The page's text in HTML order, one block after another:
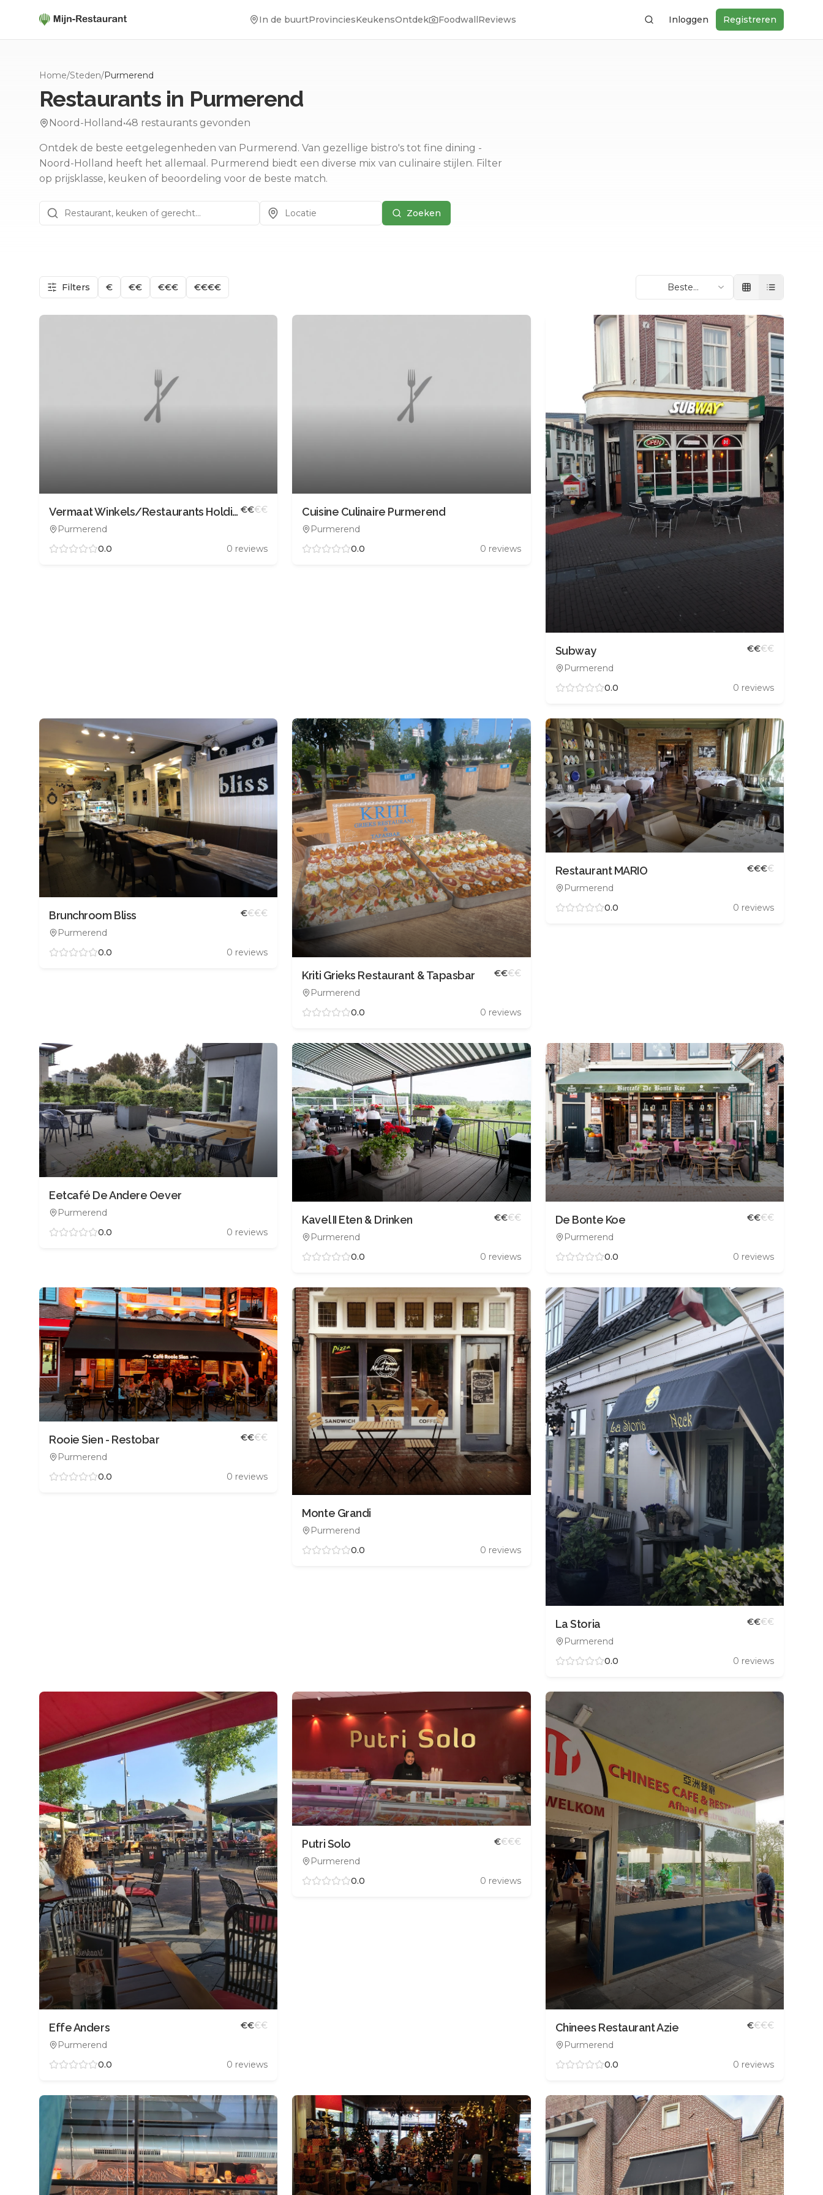
In de buurtProvinciesKeukensOntdek FoodwallReviews ZoekenInloggen Registreren
Home/Steden/Purmerend
Restaurants in Purmerend
Noord-Holland •48 restaurants gevonden
Ontdek de beste eetgelegenheden van Purmerend. Van gezellige bistro's tot fine dining -
Noord-Holland heeft het allemaal. Purmerend biedt een diverse mix van culinaire stijlen. Filter
op prijsklasse, keuken of beoordeling voor de beste match.
Zoeken
Filters € €€ €€€ €€€€
Beste
beoordeling
Vermaat Winkels/Restaurants Holding B.V.
Purmerend
€€€€
0.0 0 reviews
Cuisine Culinaire Purmerend
Purmerend
0.0
0 reviews
Subway
Purmerend
€€€€
0.0 0 reviews
Brunchroom Bliss
Purmerend
€€€€
0.0 0 reviews
Kriti Grieks Restaurant & Tapasbar
Purmerend
€€€€
0.0 0 reviews
Restaurant MARIO
Purmerend
€€€€
0.0 0 reviews
Eetcafé De Andere Oever
Purmerend
0.0
0 reviews
Kavel II Eten & Drinken
Purmerend
€€€€
0.0 0 reviews
De Bonte Koe
Purmerend
€€€€
0.0 0 reviews
Rooie Sien - Restobar
Purmerend
€€€€
0.0 0 reviews
Monte Grandi
Purmerend
0.0
0 reviews
La Storia
Purmerend
€€€€
0.0 0 reviews
Effe Anders
Purmerend
€€€€
0.0 0 reviews
Putri Solo
Purmerend
€€€€
0.0 0 reviews
Chinees Restaurant Azie
Purmerend
€€€€
0.0 0 reviews